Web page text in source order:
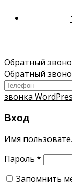
Обратный
Обратный
звонка
Вход
Имя
Пароль *
Запомнить